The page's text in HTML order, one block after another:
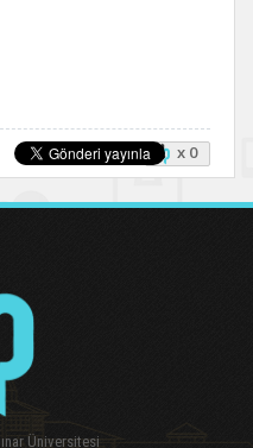
x 0
Üniversitesi